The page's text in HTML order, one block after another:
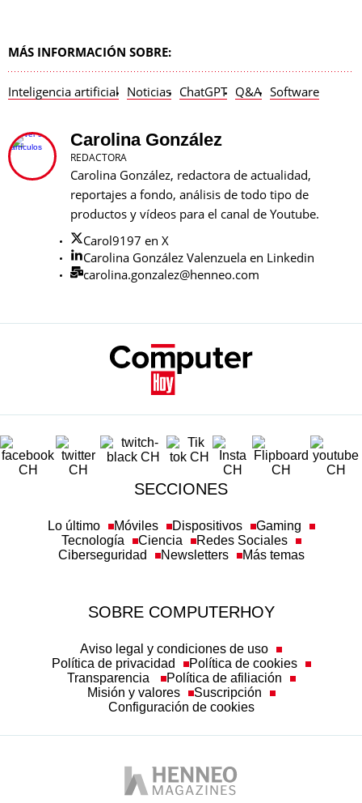
MÁS INFORMACIÓN SOBRE:
Inteligencia artificial Noticias ChatGPT Q&A Software
Carolina González
REDACTORA
Carolina González, redactora de actualidad,
reportajes a fondo, análisis de todo tipo de
productos y vídeos para el canal de Youtube.
Carol9197 en X
Carolina González Valenzuela en Linkedin
carolina.gonzalez@henneo.com
SECCIONES
Lo último Móviles Dispositivos
Gaming
Tecnología
Ciencia
Redes Sociales
Ciberseguridad
Newsletters Más temas
SOBRE COMPUTERHOY
Aviso legal y condiciones de uso
Política de privacidad
Política de cookies
Transparencia
Política de afiliación
Misión y valores
Suscripción
Configuración de cookies